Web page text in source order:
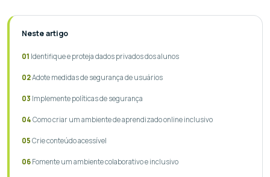
Neste artigo
Identifique e proteja dados privados dos alunos
Adote medidas de segurança de usuários
Implemente políticas de segurança
Como criar um ambiente de aprendizado online inclusivo
Crie conteúdo acessível
Fomente um ambiente colaborativo e inclusivo